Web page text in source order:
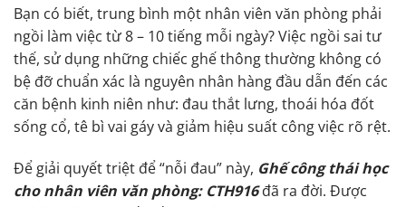
Bạn có biết, trung bình một nhân viên văn phòng phải
ngồi làm việc từ 8 – 10 tiếng mỗi ngày? Việc ngồi sai tư
thế, sử dụng những chiếc ghế thông thường không có
bệ đỡ chuẩn xác là nguyên nhân hàng đầu dẫn đến các
căn bệnh kinh niên như: đau thắt lưng, thoái hóa đốt
sống cổ, tê bì vai gáy và giảm hiệu suất công việc rõ rệt.
Để giải quyết triệt để “nỗi đau” này, Ghế công thái học
cho nhân viên văn phòng: CTH916đã ra đời. Được